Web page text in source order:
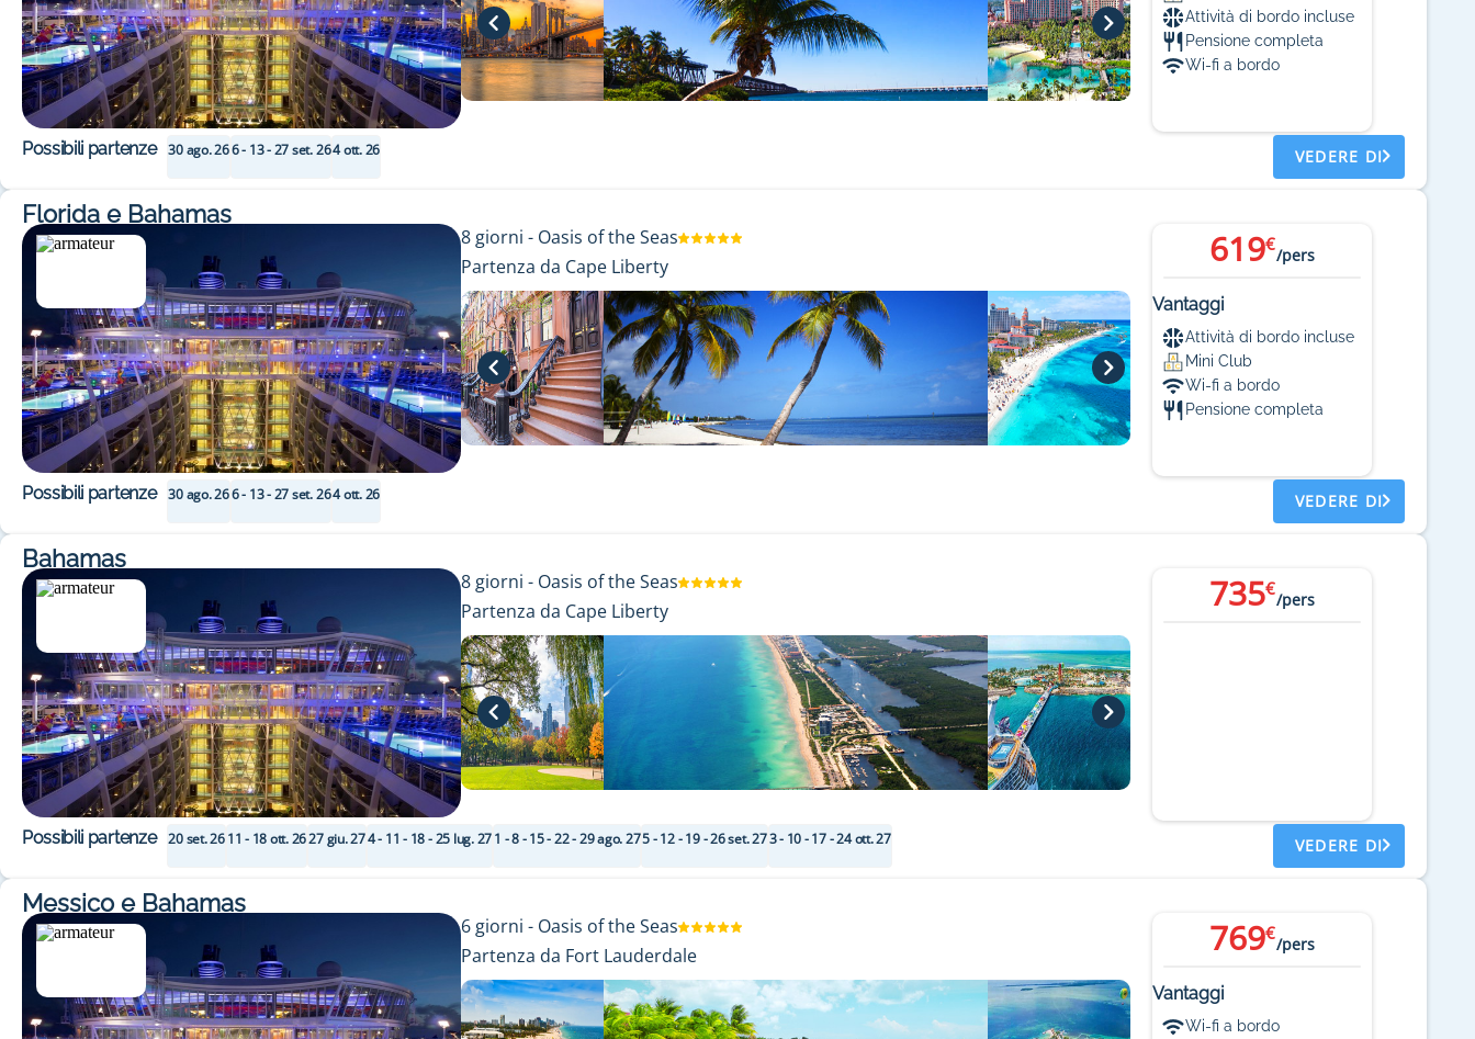
Attività di bordo incluse
Pensione completa
Wi-fi a bordo
Possibili partenze 30 ago. 266 - 13 - 27 set. 264 ott. 26 VEDERE DI
Florida e Bahamas
8 giorni - Oasis of the Seas
Partenza da Cape Liberty
619€
/pers
Vantaggi
Attività di bordo incluse
Mini Club
Wi-fi a bordo
Pensione completa
Possibili partenze 30 ago. 266 - 13 - 27 set. 264 ott. 26 VEDERE DI
Bahamas
8 giorni - Oasis of the Seas
Partenza da Cape Liberty
735€
/pers
Possibili partenze 20 set. 2611 - 18 ott. 2627 giu. 274 - 11 - 18 - 25 lug. 271 - 8 - 15 - 22 - 29 ago. 275 - 12 - 19 - 26 set. 273 - 10 - 17 - 24 ott. 27 VEDERE DI
Messico e Bahamas
6 giorni - Oasis of the Seas
Partenza da Fort Lauderdale
769€
/pers
Vantaggi
Wi-fi a bordo